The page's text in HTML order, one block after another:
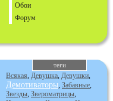
Обои
Форум
теги
Всякая, Девушка, Девушки,
Демотиваторы, Забавные,
Звезды, Звероматрицы,